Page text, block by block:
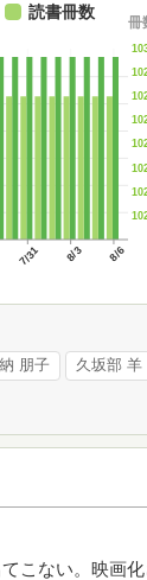
7/31 8/3 8/6
冊
読書冊数
朋子 久坂部 羊
こない。映画